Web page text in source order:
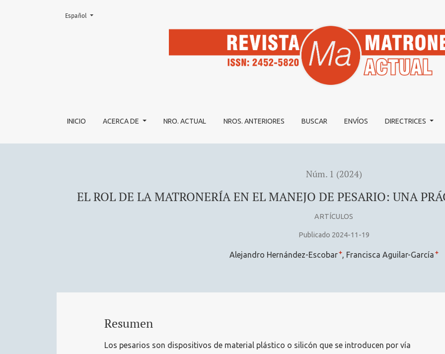
EL ROL DE LA MATRONERÍA EN EL MANEJO DE PESARIO: UNA PRÁCTICA PARA REFLEXIONAR
INICIO ACERCA DE NRO. ACTUAL NROS. ANTERIORES BUSCAR ENVÍOS DIRECTRICES
Cambiar el idioma. El actual es:
Español
Núm. 1 (2024)
EL ROL DE LA MATRONERÍA EN EL MANEJO DE PESARIO: UNA
ARTÍCULOS
Publicado 2024-11-19
Alejandro Hernández-Escobar+ Francisca Aguilar-García +
Resumen
Los pesarios son dispositivos de material plástico o silicón que se introducen por vía